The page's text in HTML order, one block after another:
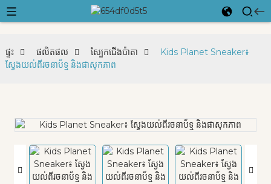
ផ្ទះ ផលិតផល ស្បែកជើងប៉ាតា
Kids Planet Sneaker៖
ស្វែងយល់ពីរចនាប័ទ្ម និងផាសុកភាព